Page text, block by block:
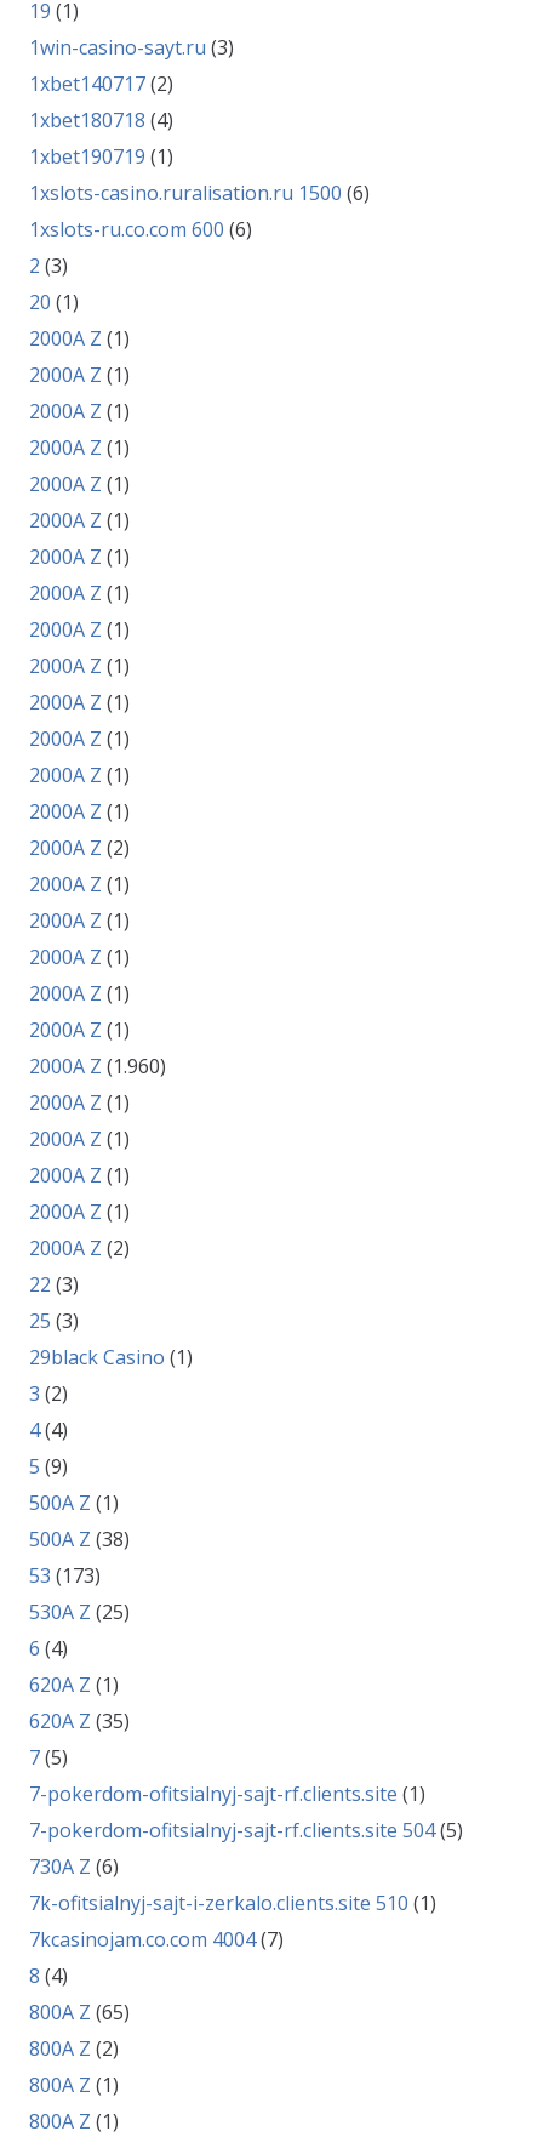
19 (1)
1win-casino-sayt.ru (3)
1xbet140717(2)
1xbet180718 (4)
1xbet190719 (1)
1xslots-casino.ruralisation.ru 1500 (6)
1xslots-ru.co.com 600 (6)
2 (3)
20 (1)
2000A Z (1)
2000A Z (1)
2000A Z (1)
2000A Z (1)
2000A Z (1)
2000A Z (1)
2000A Z (1)
2000A Z (1)
2000A Z (1)
2000A Z (1)
2000A Z (1)
2000A Z (1)
2000A Z (1)
2000A Z (1)
2000A Z (2)
2000A Z (1)
2000A Z (1)
2000A Z (1)
2000A Z (1)
2000A Z (1)
2000A Z (1.960)
2000A Z (1)
2000A Z (1)
2000A Z (1)
2000A Z (1)
2000A Z (2)
22 (3)
25 (3)
29black Casino (1)
3 (2)
4(4)
5 (9)
500A Z (1)
500A Z (38)
53 (173)
530A Z (25)
6 (4)
620A Z (1)
620A Z (35)
7(5)
7-pokerdom-ofitsialnyj-sajt-rf.clients.site (1)
7-pokerdom-ofitsialnyj-sajt-rf.clients.site 504(5)
730A Z (6)
7k-ofitsialnyj-sajt-i-zerkalo.clients.site 510 (1)
7kcasinojam.co.com 4004(7)
8 (4)
800A Z (65)
800A Z (2)
800A Z (1)
800A Z (1)